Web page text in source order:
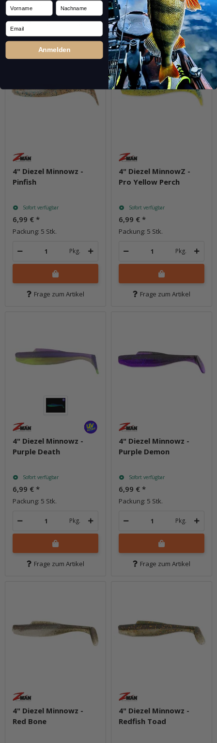
verfügbar
Frage zum Artikel
verfügbar
Frage zum Artikel
4" Diezel Minnowz -
Pinfish
Sofort verfügbar
6,99 € *
Packung: 5 Stk.
Pkg.
Frage zum Artikel
4" Diezel MinnowZ -
Pro Yellow Perch
Sofort verfügbar
6,99 € *
Packung: 5 Stk.
Pkg.
Frage zum Artikel
4" Diezel Minnowz -
Purple Death
Sofort verfügbar
6,99 € *
Packung: 5 Stk.
Pkg.
Frage zum Artikel
4" Diezel Minnowz -
Purple Demon
Sofort verfügbar
6,99 € *
Packung: 5 Stk.
Pkg.
Frage zum Artikel
4" Diezel Minnowz -
Red Bone
4" Diezel Minnowz -
Redfish Toad
Vorname Nachname
Email
Anmelden